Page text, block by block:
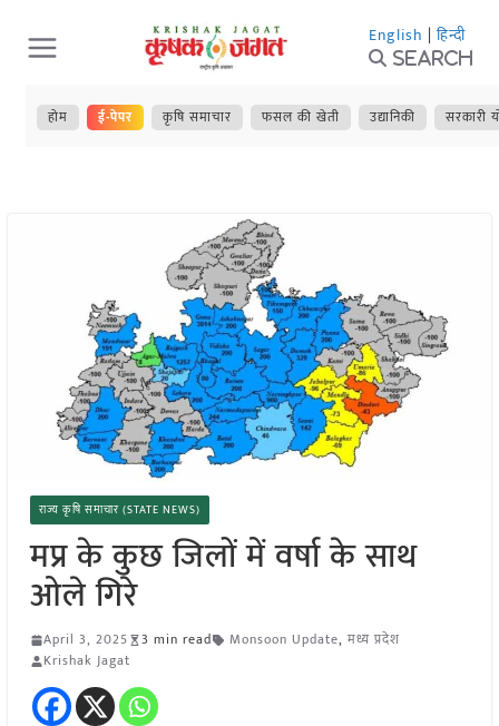
Skip
to
content
English | हिन्दी
Search
होम ई-पेपर कृषि समाचार फसल की खेती उद्यानिकी सरकारी
राज्य कृषि समाचार (STATE NEWS)
मप्र के कुछ जिलों में वर्षा के साथ
ओले गिरे
April 3, 2025 3 min read Monsoon Update, मध्य प्रदेश
Krishak Jagat